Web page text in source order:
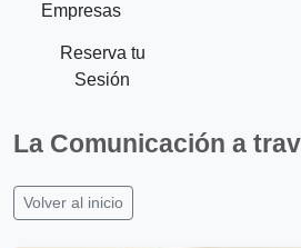
Empresas
Reserva tu
Sesión
La Comunicación a
Volver al inicio